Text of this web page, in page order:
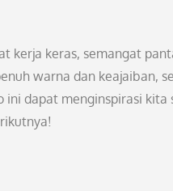
kerja keras, semangat
warna dan keajaiban,
ini dapat menginspirasi